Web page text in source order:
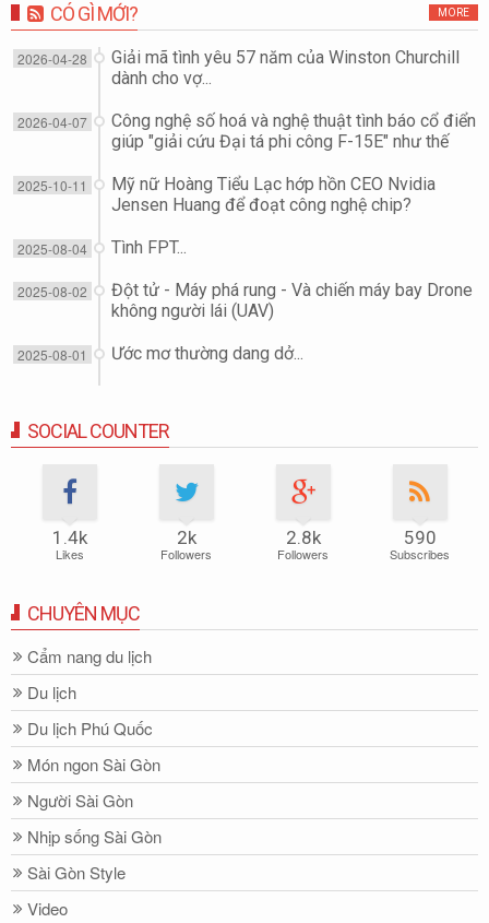
CÓ GÌ MỚI? MORE
Giải mã tình yêu 57 năm của Winston Churchill
dành cho vợ...
2026-04-28
Công nghệ số hoá và nghệ thuật tình báo cổ điển
giúp "giải cứu Đại tá phi công F-15E" như thế
2026-04-07
Mỹ nữ Hoàng Tiểu Lạc hớp hồn CEO Nvidia
Jensen Huang để đoạt công nghệ chip?
2025-10-11
Tình FPT...
2025-08-04
Đột tử - Máy phá rung - Và chiến máy bay Drone
không người lái (UAV)
2025-08-02
Ước mơ thường dang dở...
2025-08-01
SOCIAL COUNTER
1.4k
Likes
2k
Followers
2.8k
Followers
590
Subscribes
CHUYÊN MỤC
Cẩm nang du lịch
Du lịch
Du lịch Phú Quốc
Món ngon Sài Gòn
Người Sài Gòn
Nhịp sống Sài Gòn
Sài Gòn Style
Video